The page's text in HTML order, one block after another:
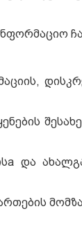
და